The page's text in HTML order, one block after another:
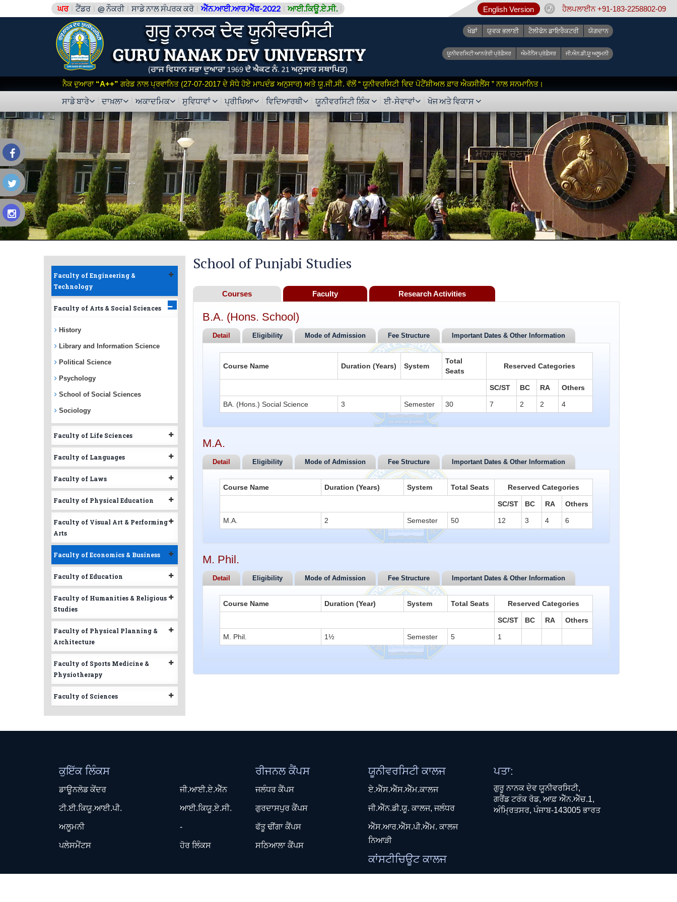
ਘਰ ਟੈਂਡਰ @ ਨੌਕਰੀ ਸਾਡੇ ਨਾਲ ਸੰਪਰਕ ਕਰੋ ਐੱਨ.ਆਈ.ਆਰ.ਐੱਫ-2022 ਆਈ.ਕਿਊ.ਏ.ਸੀ. English Version ਹੈਲਪਲਾਈਨ +91-183-2258802-09
ਖੇਡਾਂ ਯੁਵਕ ਭਲਾਈ ਟੈਲੀਫੋਨ ਡਾਇਰੈਕਟਰੀ ਯੋਗਦਾਨ
ਯੂਨੀਵਰਸਿਟੀ ਆਨਰੇਰੀ ਪ੍ਰੋਫ਼ੈਸਰ ਐਮੀਨੈਂਸ ਪ੍ਰੋਫ਼ੈਸਰ ਜੀ.ਐਨ.ਡੀ.ਯੂ ਅਲੂਮਨੀ
ਨੈਕ ਦੁਆਰਾ “A++” ਗਰੇਡ ਨਾਲ ਪ੍ਰਵਾਨਿਤ (27-07-2017 ਦੇ ਸੋਧੇ ਹੋਏ ਮਾਪਦੰਡ ਅਨੁਸਾਰ) ਅਤੇ ਯੂ.ਜੀ.ਸੀ. ਵੱਲੋਂ “ ਯੂਨੀਵਰਸਿਟੀ ਵਿਦ ਪੋਟੈਂਸ਼ੀਅਲ ਫ਼ਾਰ ਐਕਸੀਲੈਂਸ ” ਨਾਲ ਸਨਮਾਨਿਤ।
ਸਾਡੇ ਬਾਰੇ ਦਾਖ਼ਲਾ ਅਕਾਦਮਿਕ ਸੁਵਿਧਾਵਾਂ ਪ੍ਰੀਖਿਆ ਵਿਦਿਆਰਥੀ ਯੂਨੀਵਰਸਿਟੀ ਲਿੰਕ ਈ-ਸੇਵਾਵਾਂ ਖੋਜ ਅਤੇ ਵਿਕਾਸ
Faculty of Engineering &
Technology
Faculty of Arts & Social Sciences
History
Library and Information Science
Political Science
Psychology
School of Social Sciences
Sociology
Faculty of Life Sciences
Faculty of Languages
Faculty of Laws
Faculty of Physical Education
Faculty of Visual Art & Performing
Arts
Faculty of Economics & Business
Faculty of Education
Faculty of Humanities & Religious
Studies
Faculty of Physical Planning &
Architecture
Faculty of Sports Medicine &
Physiotherapy
Faculty of Sciences
School of Punjabi Studies
Courses Faculty Research Activities
B.A. (Hons. School)
Detail Eligibility Mode of Admission Fee Structure Important Dates & Other Information
Course Name Duration (Years) System
Total
Seats
Reserved Categories
SC/ST BC RA Others
BA. (Hons.) Social Science 3 Semester 30 7 2 2 4
M.A.
Detail Eligibility Mode of Admission Fee Structure Important Dates & Other Information
Course Name Duration (Years) System Total Seats Reserved Categories
SC/ST BC RA Others
M.A. 2 Semester 50 12 3 4 6
M. Phil.
Detail Eligibility Mode of Admission Fee Structure Important Dates & Other Information
Course Name Duration (Year) System Total Seats Reserved Categories
SC/ST BC RA Others
M. Phil. 1½ Semester 5 1
ਕੁਇੱਕ ਲਿੰਕਸ
ਡਾਊਨਲੋਡ ਕੇਂਦਰ
ਟੀ.ਈ.ਕਿਯੂ.ਆਈ.ਪੀ.
ਅਲੂਮਨੀ
ਪਲੇਸਮੈਂਟਸ
ਜੀ.ਆਈ.ਏ.ਐੱਨ
ਆਈ.ਕਿਯੂ.ਏ.ਸੀ.
-
ਹੋਰ ਲਿੰਕਸ
ਰੀਜਨਲ ਕੈਂਪਸ
ਜਲੰਧਰ ਕੈਂਪਸ
ਗੁਰਦਾਸਪੁਰ ਕੈਂਪਸ
ਫੱਤੂ ਢੀਂਗਾ ਕੈਂਪਸ
ਸਠਿਆਲਾ ਕੈਂਪਸ
ਯੂਨੀਵਰਸਿਟੀ ਕਾਲਜ
ਏ.ਐੱਸ.ਐੱਸ.ਐੱਮ.ਕਾਲਜ
ਜੀ.ਐੱਨ.ਡੀ.ਯੂ. ਕਾਲਜ, ਜਲੰਧਰ
ਐੱਸ.ਆਰ.ਐੱਸ.ਪੀ.ਐੱਮ. ਕਾਲਜ
ਨਿਆੜੀ
ਕਾਂਸਟੀਚਿਊਟ ਕਾਲਜ
ਪਤਾ:
ਗੁਰੂ ਨਾਨਕ ਦੇਵ ਯੂਨੀਵਰਸਿਟੀ,
ਗਰੈਂਡ ਟਰੰਕ ਰੋਡ, ਆਫ਼ ਐੱਨ.ਐੱਚ.1,
ਅੰਮ੍ਰਿਤਸਰ, ਪੰਜਾਬ-143005 ਭਾਰਤ